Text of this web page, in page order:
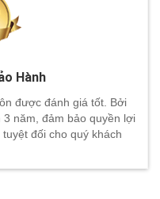
Hành
được đánh giá tốt. Bởi
năm, đảm bảo quyền lợi
đối cho quý khách